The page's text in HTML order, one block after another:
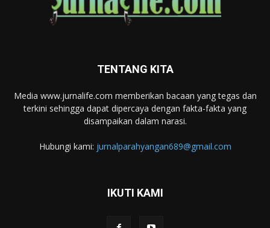
TENTANG KITA
Media www.jurnalife.com memberikan bacaan yang tegas dan
terkini sehingga dapat dipercaya dengan fakta-fakta yang
disampaikan dalam narasi.
Hubungi kami: jurnalparahyangan689@gmail.com
IKUTI KAMI